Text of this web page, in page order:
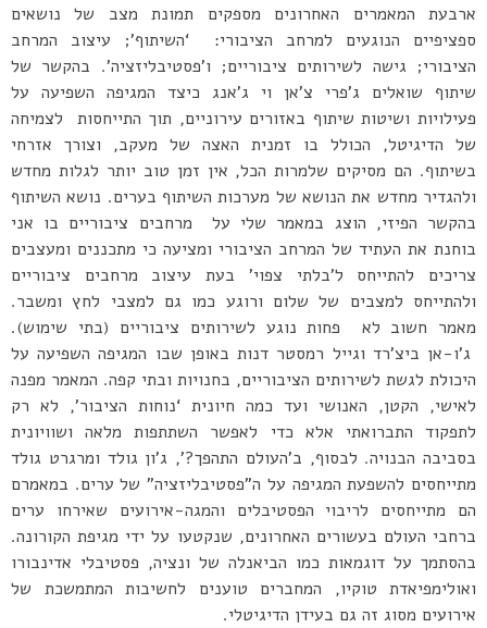
ארבעת המאמרים האחרונים מספקים תמונת מצב של נושאים
ספציפיים הנוגעים למרחב הציבורי: ‘השיתוף’; עיצוב המרחב
הציבורי; גישה לשירותים ציבוריים; ו’פסטיבליזציה’. בהקשר של
שיתוף שואלים ג’פרי צ’אן וי ג’אנג כיצד המגיפה השפיעה על
פעילויות ושיטות שיתוף באזורים עירוניים, תוך התייחסות לצמיחה
של הדיגיטל, הכולל בו זמנית האצה של מעקב, וצורך אזרחי
בשיתוף. הם מסיקים שלמרות הכל, אין זמן טוב יותר לגלות מחדש
ולהגדיר מחדש את הנושא של מערכות השיתוף בערים. נושא השיתוף
בהקשר הפיזי, הוצג במאמר שלי על מרחבים ציבוריים בו אני
בוחנת את העתיד של המרחב הציבורי ומציעה כי מתכננים ומעצבים
צריכים להתייחס ל’בלתי צפוי’ בעת עיצוב מרחבים ציבוריים
ולהתייחס למצבים של שלום ורוגע כמו גם למצבי לחץ ומשבר.
מאמר חשוב לא פחות נוגע לשירותים ציבוריים (בתי שימוש).
ג’ו-אן ביצ’רד וגייל רמסטר דנות באופן שבו המגיפה השפיעה על
היכולת לגשת לשירותים הציבוריים, בחנויות ובתי קפה. המאמר מפנה
לאישי, הקטן, האנושי ועד כמה חיונית ‘נוחות הציבור’, לא רק
לתפקוד התברואתי אלא כדי לאפשר השתתפות מלאה ושוויונית
בסביבה הבנויה. לבסוף, ב’העולם התהפך?’, ג’ון גולד ומרגרט גולד
מתייחסים להשפעת המגיפה על ה”פסטיבליזציה” של ערים. במאמרם
הם מתייחסים לריבוי הפסטיבלים והמגה-אירועים שאירחו ערים
ברחבי העולם בעשורים האחרונים, שנקטעו על ידי מגיפת הקורונה.
בהסתמך על דוגמאות כמו הביאנלה של ונציה, פסטיבלי אדינבורו
ואולימפיאדת טוקיו, המחברים טוענים לחשיבות המתמשכת של
אירועים מסוג זה גם בעידן הדיגיטלי.